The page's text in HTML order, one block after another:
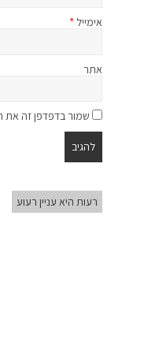
אימייל *
אתר
שמור בדפדפן זה את
רעות היא עניין רעוע